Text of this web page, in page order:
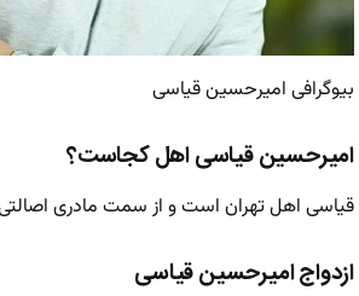
بیوگرافی امیرحسین قیاسی
امیرحسین قیاسی اهل کجاست؟
قیاسی اهل تهران است و از سمت مادری اصالتی
ازدواج امیرحسین قیاسی